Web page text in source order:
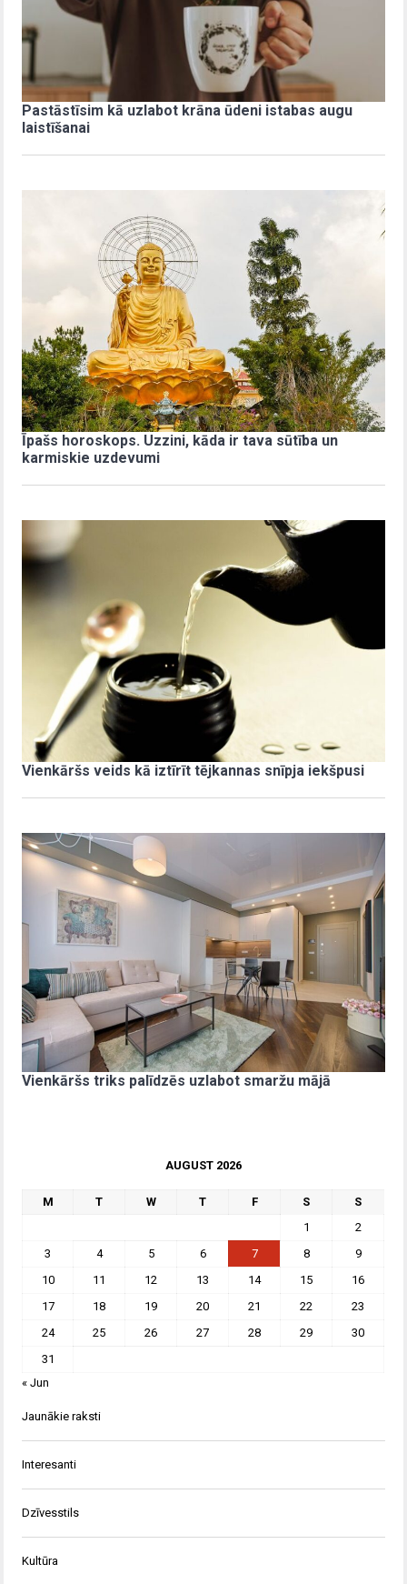
Pastāstīsim kā uzlabot krāna ūdeni istabas augu
laistīšanai
Īpašs horoskops. Uzzini, kāda ir tava sūtība un
karmiskie uzdevumi
Vienkāršs veids kā iztīrīt tējkannas snīpja iekšpusi
Vienkāršs triks palīdzēs uzlabot smaržu mājā
AUGUST 2026
M T W T F S
S
1
2
3
4 5 6 7 8
9
10
11 12 13 14 15
16
17
18 19 20 21 22
23
24
25 26 27 28 29
30
31
« Jun
Jaunākie raksti
Interesanti
Dzīvesstils
Kultūra